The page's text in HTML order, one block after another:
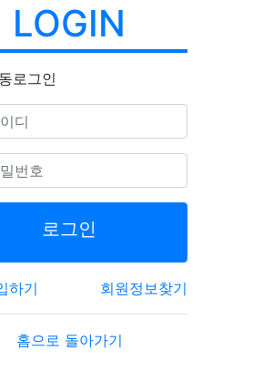
LOGIN
로그인
수
필수
로그인
하기 회원정보찾기
홈으로 돌아가기